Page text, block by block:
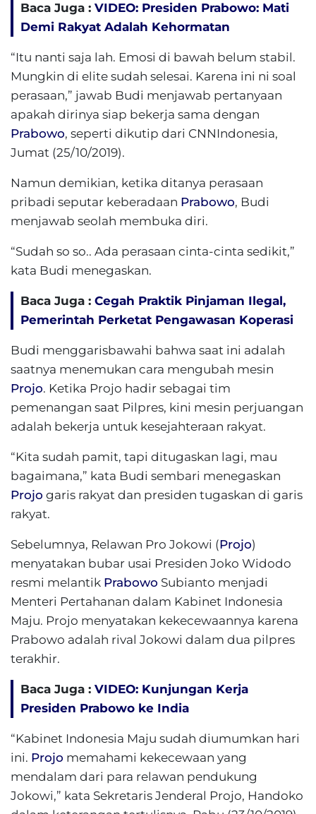
Baca Juga : VIDEO: Presiden Prabowo: Mati
Demi Rakyat Adalah Kehormatan
“Itu nanti saja lah. Emosi di bawah belum stabil.
Mungkin di elite sudah selesai. Karena ini ni soal
perasaan,” jawab Budi menjawab pertanyaan
apakah dirinya siap bekerja sama dengan
Prabowo, seperti dikutip dari CNNIndonesia,
Jumat (25/10/2019).
Namun demikian, ketika ditanya perasaan
pribadi seputar keberadaan Prabowo, Budi
menjawab seolah membuka diri.
“Sudah so so.. Ada perasaan cinta-cinta sedikit,”
kata Budi menegaskan.
Baca Juga : Cegah Praktik Pinjaman Ilegal,
Pemerintah Perketat Pengawasan Koperasi
Budi menggarisbawahi bahwa saat ini adalah
saatnya menemukan cara mengubah mesin
Projo. Ketika Projo hadir sebagai tim
pemenangan saat Pilpres, kini mesin perjuangan
adalah bekerja untuk kesejahteraan rakyat.
“Kita sudah pamit, tapi ditugaskan lagi, mau
bagaimana,” kata Budi sembari menegaskan
Projo garis rakyat dan presiden tugaskan di garis
rakyat.
Sebelumnya, Relawan Pro Jokowi (Projo)
menyatakan bubar usai Presiden Joko Widodo
resmi melantik Prabowo Subianto menjadi
Menteri Pertahanan dalam Kabinet Indonesia
Maju. Projo menyatakan kekecewaannya karena
Prabowo adalah rival Jokowi dalam dua pilpres
terakhir.
Baca Juga : VIDEO: Kunjungan Kerja
Presiden Prabowo ke India
“Kabinet Indonesia Maju sudah diumumkan hari
ini. Projo memahami kekecewaan yang
mendalam dari para relawan pendukung
Jokowi,” kata Sekretaris Jenderal Projo, Handoko